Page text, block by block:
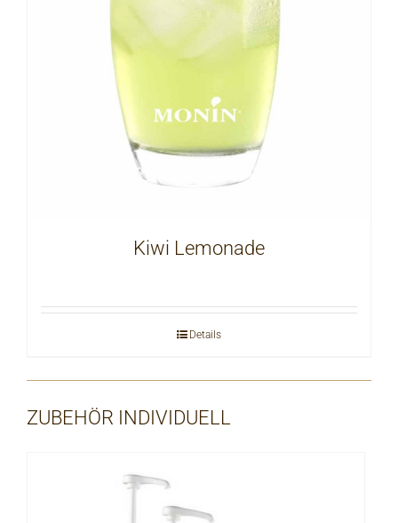
Kiwi Lemonade
Details
ZUBEHÖR INDIVIDUELL